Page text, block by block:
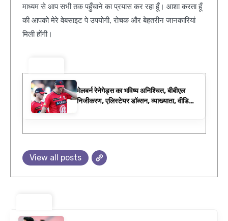
माध्यम से आप सभी तक पहुँचाने का प्रयास कर रहा हूँ। आशा करता हूँ
की आपको मेरे वेबसाइट पे उपयोगी, रोचक और बेहतरीन जानकारियां
मिली होंगी।
मेलबर्न रेनेगेड्स का भविष्य अनिश्चित, बीबीएल
निजीकरण, एलिस्टेयर डॉब्सन, व्याख्याता, वीडियो,
View all posts